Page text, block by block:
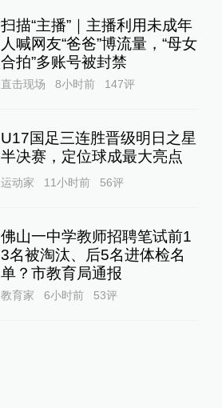
扫描“主播”｜主播利用未成年
人喊网友“爸爸”博流量，“母女
合拍”多账号被封禁
直击现场 8小时前 147评
U17国足三连胜晋级明日之星
半决赛，定位球成最大亮点
运动家 11小时前 56评
佛山一中学教师招聘笔试前1
3名被淘汰、后5名进体检名
单？市教育局通报
教育家 6小时前 53评